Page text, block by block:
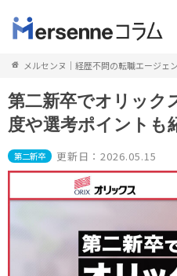
メルセンヌ｜経歴不問の転職エージェ
第二新卒でオリック
度や選考ポイントも
第二新卒 更新日：2026.05.15